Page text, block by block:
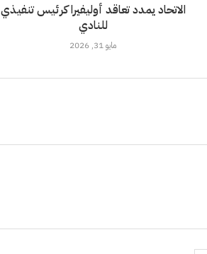
الاتحاد يمدد تعاقد أوليفيرا كرئيس تنفيذي
للنادي
مايو 31, 2026